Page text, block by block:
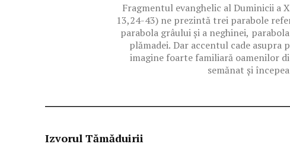
Fragmentul evanghelic al Duminicii a
13,24-43) ne prezintă trei parabole
parabola grâului și a neghinei,
plămadei. Dar accentul cade asupra
imagine foarte familiară oamenilor
semănat și
Izvorul Tămăduirii